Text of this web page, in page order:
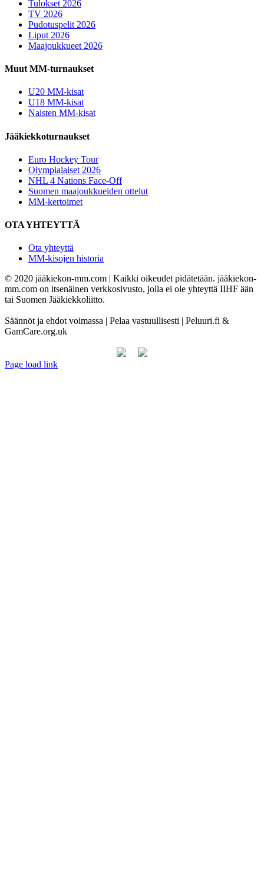
Tulokset 2026
TV 2026
Pudotuspelit 2026
Liput 2026
Maajoukkueet 2026
Muut MM-turnaukset
U20 MM-kisat
U18 MM-kisat
Naisten MM-kisat
Jääkiekkoturnaukset
Euro Hockey Tour
Olympialaiset 2026
NHL 4 Nations Face-Off
Suomen maajoukkueiden ottelut
MM-kertoimet
OTA YHTEYTTÄ
Ota yhteyttä
MM-kisojen historia
© 2020 jääkiekon-mm.com | Kaikki oikeudet pidätetään. jääkiekon-
mm.com on itsenäinen verkkosivusto, jolla ei ole yhteyttä IIHF ään
tai Suomen Jääkiekkoliitto.
Säännöt ja ehdot voimassa | Pelaa vastuullisesti | Peluuri.fi &
GamCare.org.uk
Page load link